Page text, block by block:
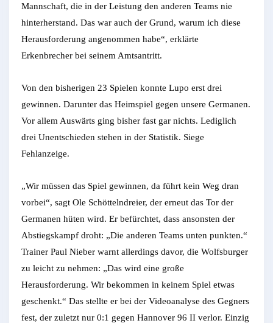
Mannschaft, die in der Leistung den anderen Teams nie
hinterherstand. Das war auch der Grund, warum ich diese
Herausforderung angenommen habe“, erklärte
Erkenbrecher bei seinem Amtsantritt.
Von den bisherigen 23 Spielen konnte Lupo erst drei
gewinnen. Darunter das Heimspiel gegen unsere Germanen.
Vor allem Auswärts ging bisher fast gar nichts. Lediglich
drei Unentschieden stehen in der Statistik. Siege
Fehlanzeige.
„Wir müssen das Spiel gewinnen, da führt kein Weg dran
vorbei“, sagt Ole Schöttelndreier, der erneut das Tor der
Germanen hüten wird. Er befürchtet, dass ansonsten der
Abstiegskampf droht: „Die anderen Teams unten punkten.“
Trainer Paul Nieber warnt allerdings davor, die Wolfsburger
zu leicht zu nehmen: „Das wird eine große
Herausforderung. Wir bekommen in keinem Spiel etwas
geschenkt.“ Das stellte er bei der Videoanalyse des Gegners
fest, der zuletzt nur 0:1 gegen Hannover 96 II verlor. Einzig